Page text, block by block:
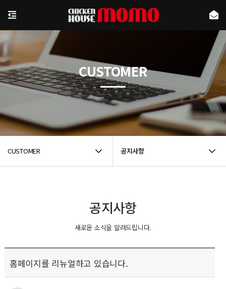
CUSTOMER 공지사항
CUSTOMER
공지사항
새로운 소식을 알려드립니다.
홈페이지를 리뉴얼하고 있습니다.